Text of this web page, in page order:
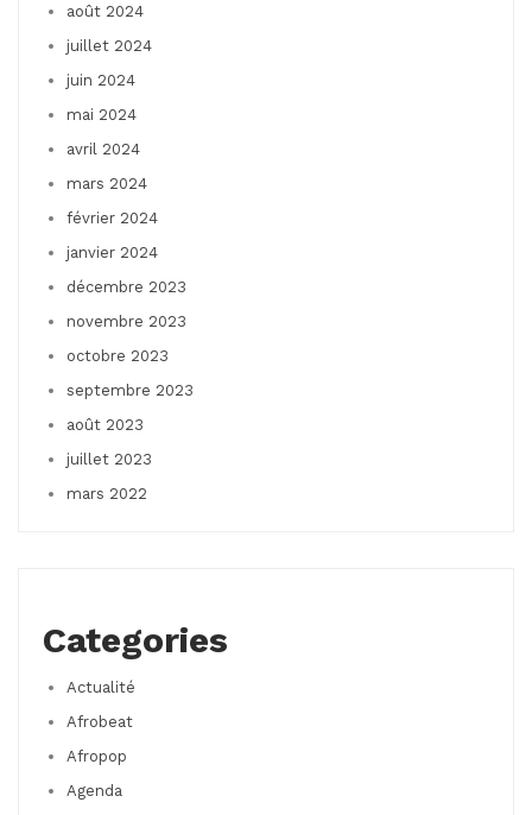
août 2024
juillet 2024
juin 2024
mai 2024
avril 2024
mars 2024
février 2024
janvier 2024
décembre 2023
novembre 2023
octobre 2023
septembre 2023
août 2023
juillet 2023
mars 2022
Categories
Actualité
Afrobeat
Afropop
Agenda